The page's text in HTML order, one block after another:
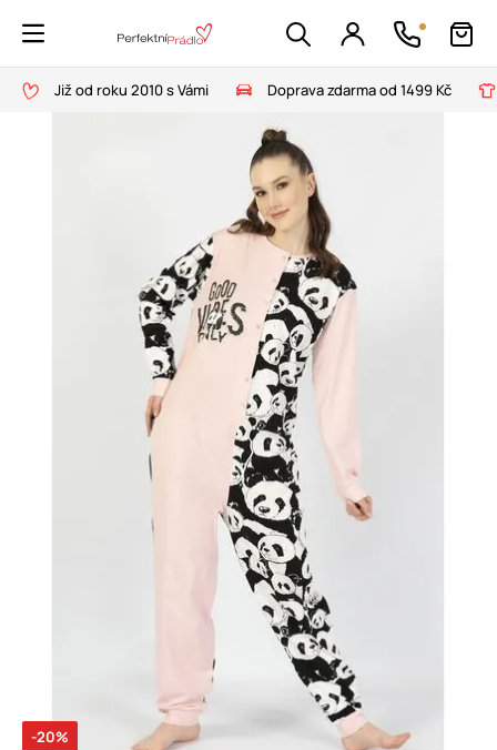
Již od roku 2010 s Vámi Doprava zdarma od 1499 Kč
-20%